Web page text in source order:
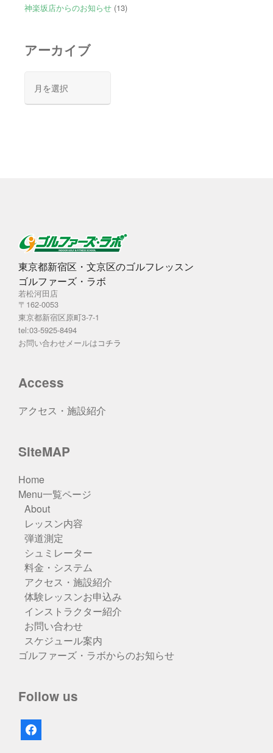
神楽坂店からのお知らせ(13)
アーカイブ
カ
東京都新宿区・文京区のゴルフレッスン
ゴルファーズ・ラボ
若松河田店
〒162-0053
東京都新宿区原町3-7-1
tel:03-5925-8494
お問い合わせメールはコチラ
Access
アクセス・施設紹介
SiteMAP
Home
Menu一覧ページ
About
レッスン内容
弾道測定
シュミレーター
料金・システム
アクセス・施設紹介
体験レッスンお申込み
インストラクター紹介
お問い合わせ
スケジュール案内
ゴルファーズ・ラボからのお知らせ
Follow us
facebook